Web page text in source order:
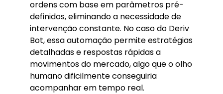
ordens com base em parâmetros pré-
definidos, eliminando a necessidade de
intervenção constante. No caso do Deriv
Bot, essa automação permite estratégias
detalhadas e respostas rápidas a
movimentos do mercado, algo que o olho
humano dificilmente conseguiria
acompanhar em tempo real.